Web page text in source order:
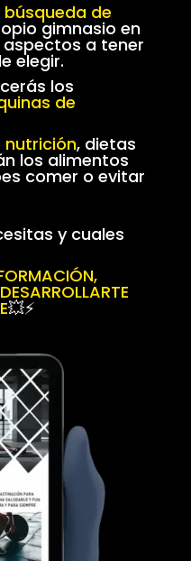
búsqueda de
gimnasio en
a tener
elegir.
los
de
nutrición, dietas
los alimentos
comer o evitar
y cuales
💥⚡